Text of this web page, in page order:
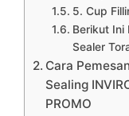
5. Cup
Berikut Ini
Sealer
Cara
Sealing
PROMO